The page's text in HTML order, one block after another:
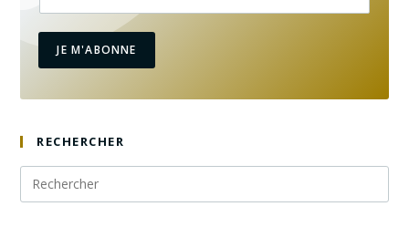
JE M'ABONNE
RECHERCHER